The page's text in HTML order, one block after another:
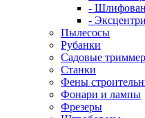
-
-
Пылесосы
Рубанки
Садовые
Станки
Фены
Фонари и лампы
Фрезеры